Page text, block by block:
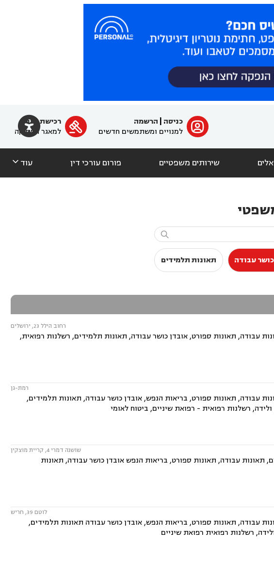
 ﱐ כניסה
הרשמה
למנויים ומשתמשים חדשים

רכישת מנוי
למאגר הפסיקה
שירותים משפטיים פורום עורכי דין עוד 

עבודה תאונות תלמידים
רחוב הילל 23, ירושלים
עבודה, תאונות ספורט, אובדן כושר עבודה, תאונות תלמידים, רשלנות רפואית,
רמת-גן
עבודה, תאונות ספורט, בריאות הנפש, אובדן כושר עבודה, תאונות תלמידים,
רשלנות רפואית - רפואת שיניים, ביטוח לאומי
שושנה דמרי 4, קריית מוצקין
תאונות עבודה, תאונות ספורט, בריאות הנפש אובדן כושר עבודה, תאונות
לוטם 39, חריש
עבודה, תאונות ספורט, בריאות הנפש, אובדן כושר עבודה תאונות תלמידים,
רשלנות רפואית רפואת שיניים